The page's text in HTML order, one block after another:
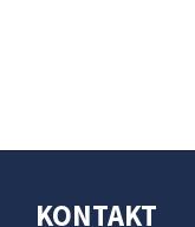
KONTAKT